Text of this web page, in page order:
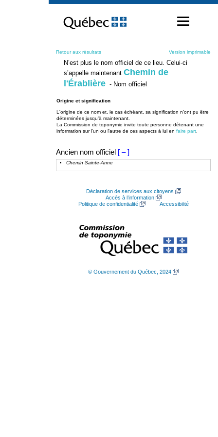
contenu
Retour aux résultats Version imprimable
N’est plus le nom officiel de ce lieu. Celui-ci
s’appelle maintenant Chemin de
l'Érablière - Nom officiel
Origine et signification
L'origine de ce nom et, le cas échéant, sa signification n’ont pu être
déterminées jusqu’à maintenant.
La Commission de toponymie invite toute personne détenant une
information sur l'un ou l'autre de ces aspects à lui en faire part
Ancien nom officiel [ – ]
Chemin Sainte-Anne
Déclaration de services aux citoyens
Accès à l’information
Politique de confidentialité
Accessibilité
© Gouvernement du Québec, 2024